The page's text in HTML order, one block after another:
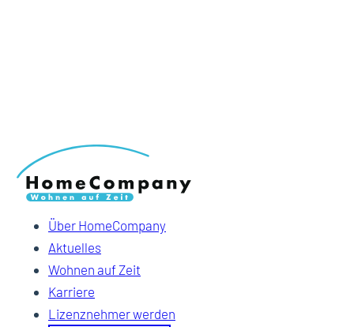
Über HomeCompany
Aktuelles
Wohnen auf Zeit
Karriere
Lizenznehmer werden